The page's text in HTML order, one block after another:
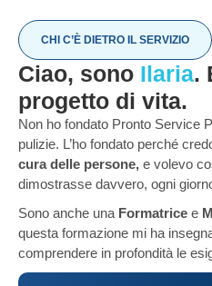
CHI C’È DIETRO IL SERVIZIO
Ciao, sono Ilaria.
progetto di vita.
Non ho fondato Pronto Service
pulizie. L’ho fondato perché
cura delle persone, e volevo
dimostrasse davvero, ogni
Sono anche una Formatrice e
questa formazione mi ha
comprendere in profondità le